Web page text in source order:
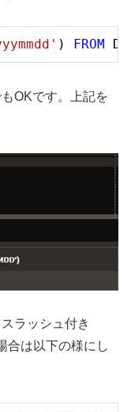
) FROM
OKです。上記を
ラッシュ付き
合は以下の様にし